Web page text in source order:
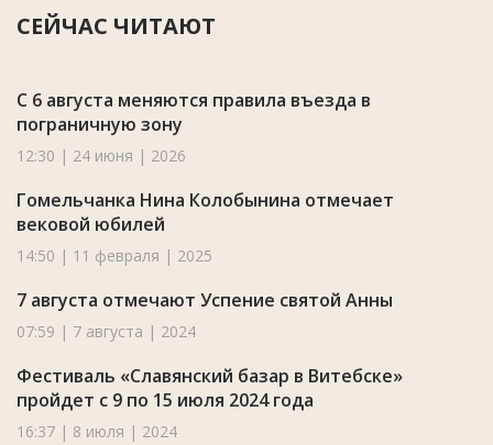
СЕЙЧАС ЧИТАЮТ
С 6 августа меняются правила въезда в
пограничную зону
12:30 | 24 июня | 2026
Гомельчанка Нина Колобынина отмечает
вековой юбилей
14:50 | 11 февраля | 2025
7 августа отмечают Успение святой Анны
07:59 | 7 августа | 2024
Фестиваль «Славянский базар в Витебске»
пройдет с 9 по 15 июля 2024 года
16:37 | 8 июля | 2024